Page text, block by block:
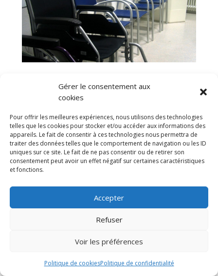
Gérer le consentement aux
cookies
Pour offrir les meilleures expériences, nous utilisons des technologies
telles que les cookies pour stocker et/ou accéder aux informations des
appareils. Le fait de consentir à ces technologies nous permettra de
traiter des données telles que le comportement de navigation ou les ID
uniques sur ce site. Le fait de ne pas consentir ou de retirer son
consentement peut avoir un effet négatif sur certaines caractéristiques
et fonctions.
Accepter
Refuser
Voir les préférences
Politique de cookiesPolitique de confidentialité
Tous les produits
Politique de confidentialité